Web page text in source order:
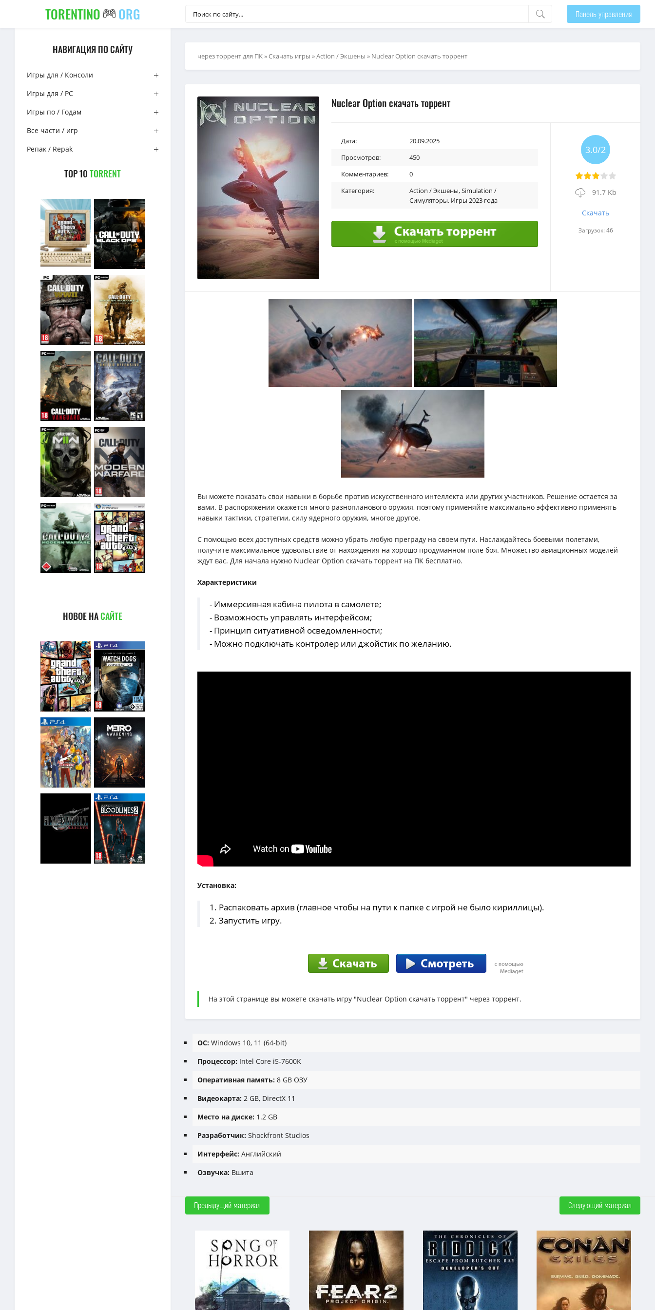
TORENTINO ORG Панель управления
НАВИГАЦИЯ ПО САЙТУ
Игры для / Консоли
Игры для / PC
Игры по / Годам
Все части / игр
Репак / Repak
TOP 10TORRENT
НОВОЕ НАСАЙТЕ
через торрент для ПК»Скачать игры »Action / Экшены » Nuclear Option скачать торрент
Nuclear Option скачать торрент
Дата:
20.09.2025
Просмотров:
450
Комментариев:
0
Категория:
Action / Экшены,Simulation /
Симуляторы, Игры 2023 года
3.0/2
91.7 Kb
Скачать
Загрузок: 46
Вы можете показать свои навыки в борьбе против искусственного интеллекта или других участников. Решение остается за
вами. В распоряжении окажется много разнопланового оружия, поэтому применяйте максимально эффективно применять
навыки тактики, стратегии, силу ядерного оружия, многое другое.
С помощью всех доступных средств можно убрать любую преграду на своем пути. Наслаждайтесь боевыми полетами,
получите максимальное удовольствие от нахождения на хорошо продуманном поле боя. Множество авиационных моделей
ждут вас. Для начала нужно Nuclear Option скачать торрент на ПК бесплатно.
Характеристики
- Иммерсивная кабина пилота в самолете;
- Возможность управлять интерфейсом;
- Принцип ситуативной осведомленности;
- Можно подключать контролер или джойстик по желанию.
Установка:
1. Распаковать архив (главное чтобы на пути к папке с игрой не было кириллицы).
2. Запустить игру.
На этой странице вы можете скачать игру "Nuclear Option скачать торрент" через торрент.
ОС: Windows 10, 11 (64-bit)
Процессор: Intel Core i5-7600K
Оперативная память: 8 GB ОЗУ
Видеокарта: 2 GB, DirectX 11
Место на диске: 1.2 GB
Разработчик: Shockfront Studios
Интерфейс: Английский
Озвучка: Вшита
Предыдущий материал Следующий материал